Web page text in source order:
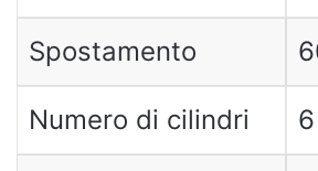
Spostamento
Numero di cilindri 6